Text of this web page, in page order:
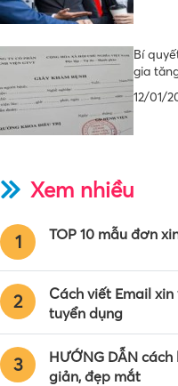
Bí
gia
12/01/
Xem nhiều
1 TOP 10 mẫu đơn
2
Cách viết Email
tuyển dụng
3
HƯỚNG DẪN
giản, đẹp mắt